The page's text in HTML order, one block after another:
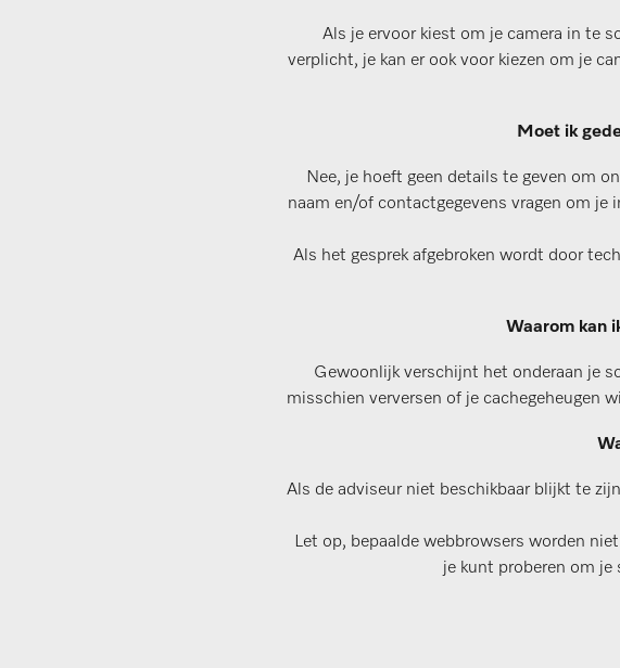
Als je ervoor kiest om je camera in te
verplicht, je kan er ook voor kiezen om je
Moet ik
Nee, je hoeft geen details te geven om
naam en/of contactgegevens vragen om je
Als het gesprek afgebroken wordt door
Waarom kan
Gewoonlijk verschijnt het onderaan je
misschien verversen of je cachegeheugen
Als de adviseur niet beschikbaar blijkt te
Let op, bepaalde webbrowsers worden
je kunt proberen om